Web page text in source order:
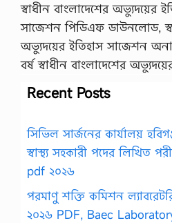
স্বাধীন বাংলাদেশের অভ্যুদয়ের
সাজেশন পিডিএফ ডাউনলোড,
অভ্যুদয়ের ইতিহাস সাজেশন
বর্ষ স্বাধীন বাংলাদেশের
Recent Posts
সিভিল সার্জনের কার্যালয়
স্বাস্থ্য সহকারী পদের লিখিত
pdf ২০২৬
পরমাণু শক্তি কমিশন
২০২৬ PDF, Baec